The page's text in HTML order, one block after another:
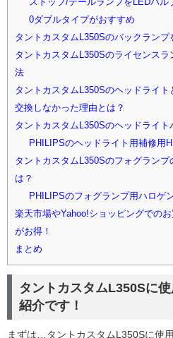
0ダブルタイプがおすすめ
タントカスタムL350Sのバックラン
タントカスタムL350Sのライセンス
法
タントカスタムL350Sのヘッドライ
交換しなかった理由とは？
タントカスタムL350Sのヘッドライト
PHILIPSのヘッドライト用補修用
タントカスタムL350Sのフォグラン
は？
PHILIPSのフォグランプ用ハロゲ
楽天市場やYahoo!ショッピングでの
がお得！
まとめ
タントカスタムL350Sに
紹介です！
まずは…タントカスタムL350Sに使